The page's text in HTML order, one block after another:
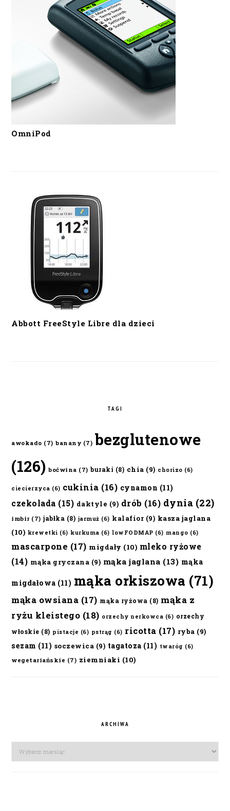
OmniPod
Abbott FreeStyle Libre dla dzieci
TAGI
awokado (7) banany (7) bezglutenowe
(126) boćwina (7) buraki (8) chia (9) chorizo (6)
ciecierzyca (6) cukinia (16) cynamon (11)
czekolada (15) daktyle (9) drób (16) dynia (22)
imbir (7) jabłka (8) jarmuż (6) kalafior(9) kasza jaglana
(10) krewetki (6) kurkuma (6) lowFODMAP (6) mango (6)
mascarpone (17) migdały (10) mleko ryżowe
(14) mąka gryczana (9) mąka jaglana (13) mąka
migdałowa (11) mąka orkiszowa (71)
mąka owsiana (17) mąka ryżowa (8) mąka z
ryżu kleistego (18) orzechy nerkowca (6) orzechy
włoskie (8) pistacje (6) pstrąg (6) ricotta (17) ryba (9)
sezam (11) soczewica (9) tagatoza (11) twaróg (6)
wegetariańskie (7) ziemniaki (10)
ARCHIWA
Archiwa